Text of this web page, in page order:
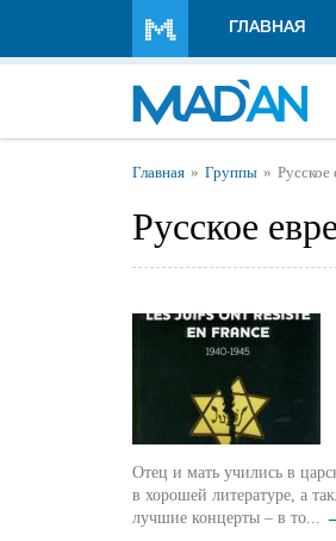
ГЛАВНАЯ
Вы здесь
Главная Группы Русское
Русское
Отец и мать учились в
в хорошей литературе, а
лучшие концерты – в то...